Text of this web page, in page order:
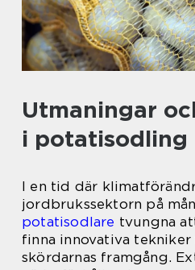
Utmaningar
i potatisodling
I en tid där
jordbrukssektorn på
potatisodlare tvungna
finna innovativa
skördarnas framgång.